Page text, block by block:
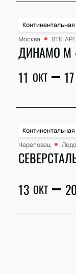
Москва
ВТБ-
ДИНАМО М
11 ОКТ 17
Череповец
13 ОКТ 20